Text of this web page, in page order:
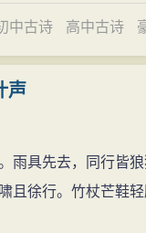
唐五代以来的传统词
了诗庄词媚的界限
豪放
如天地奇观。”
作品主要反映了苏
仇，遇有邪恶，则“
年），苏轼应中
三年之后，苏轼还
二十岁时所见的“平
上书谈论新法的弊
中古诗 高中古诗
声
雨具先去，同行皆
且徐行。竹杖芒鞋